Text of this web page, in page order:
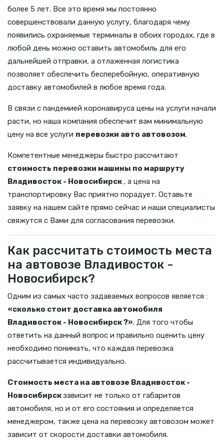
более 5 лет. Все это время мы постоянно
совершенствовали данную услугу, благодаря чему
появились охраняемые терминалы в обоих городах, где в
любой день можно оставить автомобиль для его
дальнейшей отправки, а отлаженная логистика
позволяет обеспечить бесперебойную, оперативную
доставку автомобилей в любое время года.
В связи с пандемией коронавируса цены на услуги начали
расти, но наша компания обеспечит вам минимальную
цену на все услуги перевозки авто автовозом.
Компетентные менеджеры быстро рассчитают
стоимость перевозки машины по маршруту
Владивосток - Новосибирск , а цена на
транспортировку Вас приятно порадует. Оставьте
заявку на нашем сайте прямо сейчас и наши специалисты
свяжутся с Вами для согласования перевозки.
Как рассчитать стоимость места
на автовозе Владивосток -
Новосибирск?
Одним из самых часто задаваемых вопросов является :
«сколько стоит доставка автомобиля
Владивосток - Новосибирск ?». Для того чтобы
ответить на данный вопрос и правильно оценить цену
необходимо понимать, что каждая перевозка
рассчитывается индивидуально.
Стоимость места на автовозе Владивосток -
Новосибирскзависит не только от габаритов
автомобиля, но и от его состояния и определяется
менеджером, также цена на перевозку автовозом может
зависит от скорости доставки автомобиля.